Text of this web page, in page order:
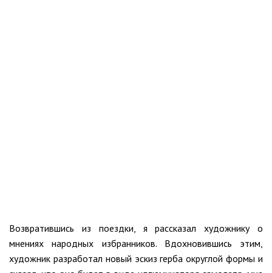
Возвратившись из поездки, я рассказал художнику о
мнениях народных избранников. Вдохновившись этим,
художник разработал новый эскиз герба округлой формы и